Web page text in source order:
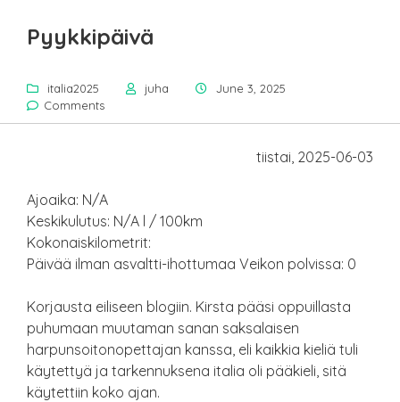
Pyykkipäivä
italia2025 juha
June 3, 2025
Comments
tiistai, 2025-06-03
Ajoaika: N/A
Keskikulutus: N/A l / 100km
Kokonaiskilometrit:
Päivää ilman asvaltti-ihottumaa Veikon polvissa: 0
Korjausta eiliseen blogiin. Kirsta pääsi oppuillasta
puhumaan muutaman sanan saksalaisen
harpunsoitonopettajan kanssa, eli kaikkia kieliä tuli
käytettyä ja tarkennuksena italia oli pääkieli, sitä
käytettiin koko ajan.